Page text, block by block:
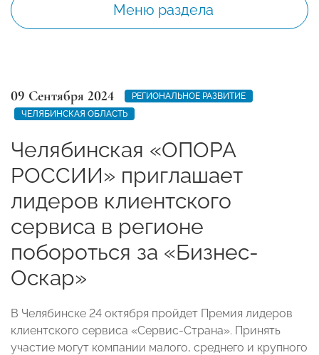
Меню раздела
09 Сентября 2024
РЕГИОНАЛЬНОЕ РАЗВИТИЕ
ЧЕЛЯБИНСКАЯ ОБЛАСТЬ
Челябинская «ОПОРА
РОССИИ» приглашает
лидеров клиентского
сервиса в регионе
побороться за «Бизнес-
Оскар»
В Челябинске 24 октября пройдет Премия лидеров
клиентского сервиса «Сервис-Страна». Принять
участие могут компании малого, среднего и крупного